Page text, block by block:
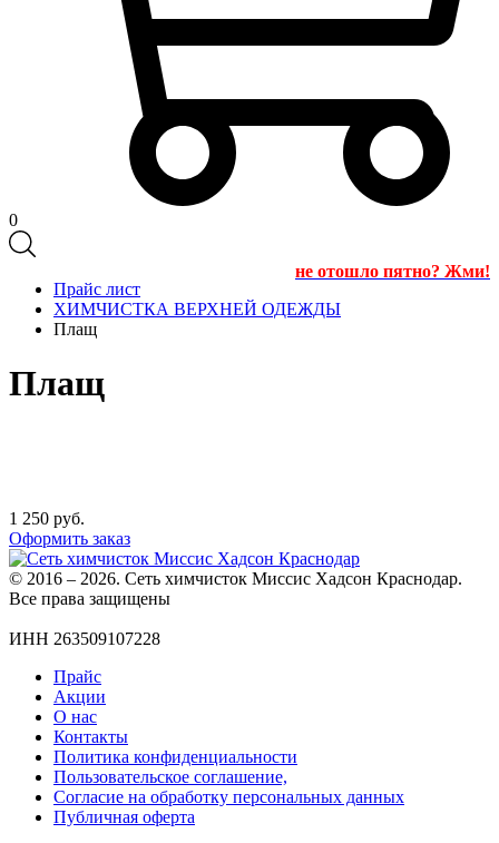
0
не отошло пятно? Жми!
Прайс лист
ХИМЧИСТКА ВЕРХНЕЙ ОДЕЖДЫ
Плащ
Плащ
1 250 руб.
Оформить заказ
© 2016 – 2026. Сеть химчисток Миссис Хадсон Краснодар.
Все права защищены
ИНН 263509107228
Прайс
Акции
О нас
Контакты
Политика конфиденциальности
Пользовательское соглашение,
Согласие на обработку персональных данных
Публичная оферта